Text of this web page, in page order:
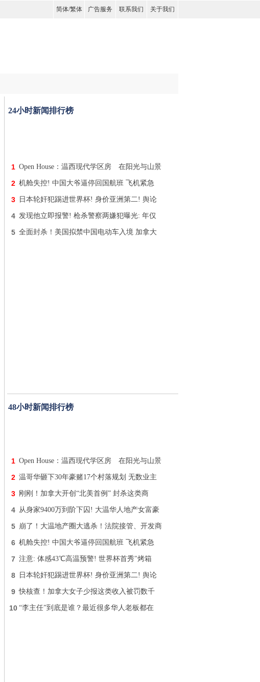
简体/繁体 广告服务 联系我们 关于我们
24小时新闻排行榜
1 Open House：温西现代学区房 在阳光与山景
2 机舱失控! 中国大爷逼停回国航班 飞机紧急
3 日本轮奸犯踢进世界杯! 身价亚洲第二! 舆论
4 发现他立即报警! 枪杀警察两嫌犯曝光: 年仅
5 全面封杀！美国拟禁中国电动车入境 加拿大
48小时新闻排行榜
1 Open House：温西现代学区房 在阳光与山景
2 温哥华砸下30年豪赌17个村落规划 无数业主
3 刚刚！加拿大开创“北美首例” 封杀这类商
4 从身家9400万到阶下囚! 大温华人地产女富豪
5 崩了！大温地产圈大逃杀！法院接管、开发商
6 机舱失控! 中国大爷逼停回国航班 飞机紧急
7 注意: 体感43℃高温预警! 世界杯首秀"烤箱
8 日本轮奸犯踢进世界杯! 身价亚洲第二! 舆论
9 快核查！加拿大女子少报这类收入被罚数千
10 “李主任”到底是谁？最近很多华人老板都在